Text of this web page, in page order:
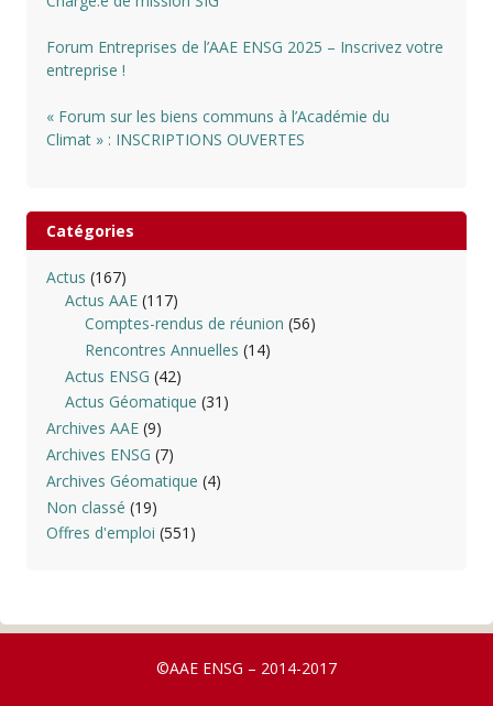
Forum Entreprises de l’AAE ENSG 2025 – Inscrivez votre
entreprise !
« Forum sur les biens communs à l’Académie du
Climat » : INSCRIPTIONS OUVERTES
Catégories
Actus (167)
Actus AAE (117)
Comptes-rendus de réunion (56)
Rencontres Annuelles (14)
Actus ENSG (42)
Actus Géomatique (31)
Archives AAE(9)
Archives ENSG (7)
Archives Géomatique (4)
Non classé (19)
Offres d'emploi (551)
©AAE ENSG – 2014-2017